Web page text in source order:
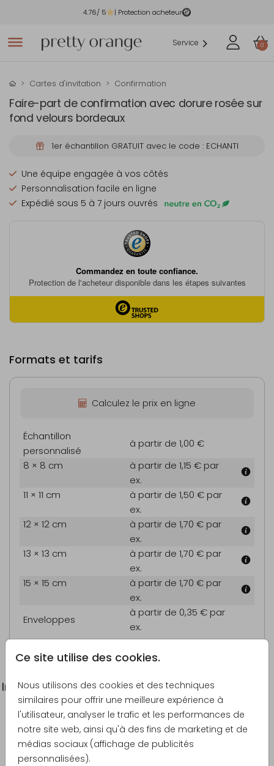
4.76/ 5 | Protection acheteur
Service 0
Ce site utilise des cookies.
Nous utilisons des cookies et des techniques
similaires pour offrir une meilleure expérience à
l'utilisateur, analyser le trafic et les performances de
notre site web, ainsi qu'à des fins de marketing et de
médias sociaux (affichage de publicités
personnalisées).
Cartes d'invitation Confirmation
Faire-part de confirmation avec dorure rosée sur
fond velours bordeaux
1er échantillon GRATUIT avec le code : ECHANTI
Une équipe engagée à vos côtés
Personnalisation facile en ligne
Expédié sous 5 à 7 jours ouvrés
Formats et tarifs
Calculez le prix en ligne
Échantillon
personnalisé
à partir de 1,00 €
8 × 8 cm
à partir de 1,15 € par
ex.
11 × 11 cm
à partir de 1,50 € par
ex.
12 × 12 cm
à partir de 1,70 € par
ex.
13 × 13 cm
à partir de 1,70 € par
ex.
15 × 15 cm
à partir de 1,70 € par
ex.
Enveloppes
à partir de 0,35 € par
ex.
Informations du produit
Description
Faire-part de confirmation avec dorure rosée sur
fond velours bordeaux.